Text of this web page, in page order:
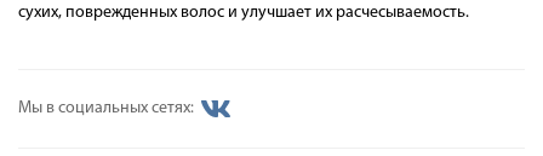
сухих, поврежденных волос и улучшает их расчесываемость.
Мы в социальных сетях: